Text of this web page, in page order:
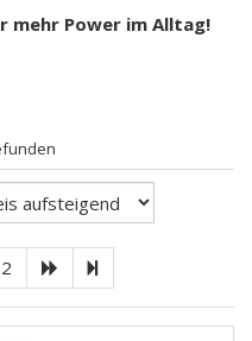
mehr Power im Alltag!
2